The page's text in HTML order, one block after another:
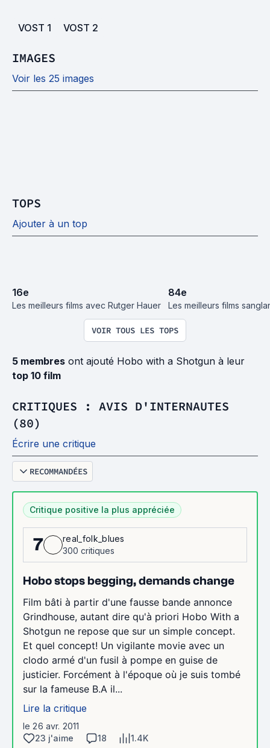
VOST 1 VOST 2
IMAGES
Voir les 25 images
TOPS
Ajouter à un top
16e
Les meilleurs films avec Rutger Hauer
84e
Les meilleurs films
VOIR TOUS LES TOPS
5 membres ont ajouté Hobo with a Shotgun à leur
top 10 film
CRITIQUES : AVIS D'INTERNAUTES
(80)
Écrire une critique
RECOMMANDÉES
Critique positive la plus appréciée
7
real_folk_blues
300 critiques
Hobo stops begging, demands change
Film bâti à partir d'une fausse bande annonce
Grindhouse, autant dire qu'à priori Hobo With a
Shotgun ne repose que sur un simple concept.
Et quel concept! Un vigilante movie avec un
clodo armé d'un fusil à pompe en guise de
justicier. Forcément à l'époque où je suis tombé
sur la fameuse B.A il...
Lire la critique
le 26 avr. 2011
23 j'aime
18 1.4K